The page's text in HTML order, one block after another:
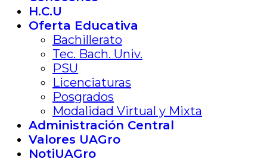
H.C.U
Oferta Educativa
Bachillerato
Tec. Bach. Univ.
PSU
Licenciaturas
Posgrados
Modalidad Virtual y Mixta
Administración Central
Valores UAGro
NotiUAGro